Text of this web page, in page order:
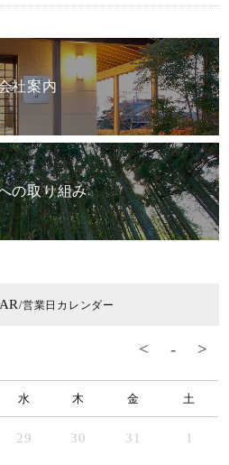
社案内
の取り組み
/営業日カレンダー
水 木 金 土
29 30 31 1